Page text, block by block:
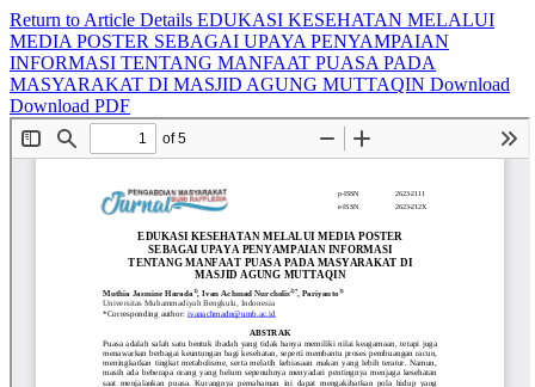
Return to Article Details EDUKASI KESEHATAN MELALUI
MEDIA POSTER SEBAGAI UPAYA PENYAMPAIAN
INFORMASI TENTANG MANFAAT PUASA PADA
MASYARAKAT DI MASJID AGUNG MUTTAQIN Download
Download PDF